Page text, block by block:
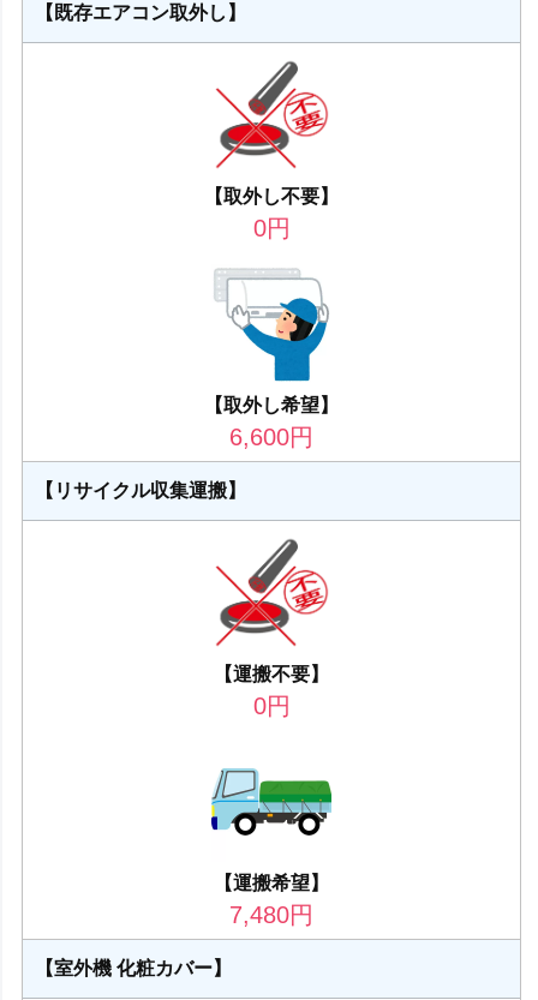
【既存エアコン取外し】
【取外し不要】
0円
【取外し希望】
6,600円
【リサイクル収集運搬】
【運搬不要】
0円
【運搬希望】
7,480円
【室外機 化粧カバー】